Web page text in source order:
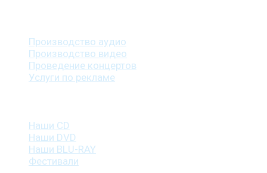
Производство аудио
Производство видео
Проведение концертов
Услуги по рекламе
Наши CD
Наши DVD
Наши BLU-RAY
Фестивали